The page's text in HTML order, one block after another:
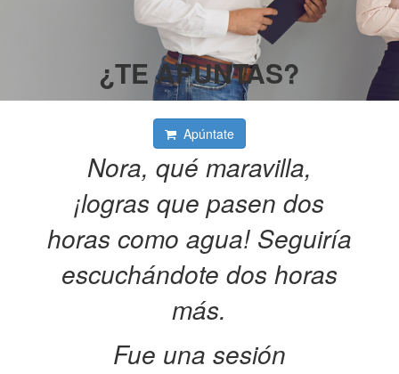
¿TE APUNTAS?
Apúntate
Nora, qué maravilla,
¡logras que pasen dos
horas como agua! Seguiría
escuchándote dos horas
más.
Fue una sesión